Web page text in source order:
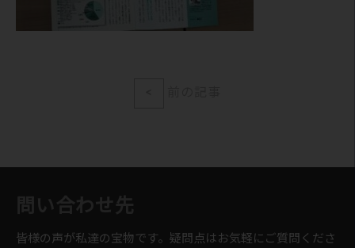
皆様の声が私達の宝物です。疑問点はお気軽にご質問くださ